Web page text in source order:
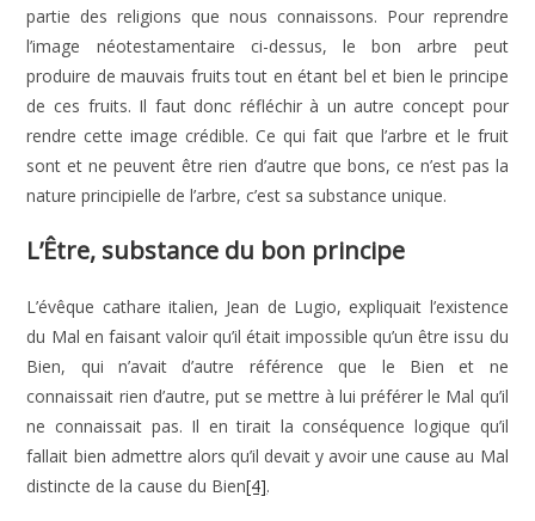
partie des religions que nous connaissons. Pour reprendre
l’image néotestamentaire ci-dessus, le bon arbre peut
produire de mauvais fruits tout en étant bel et bien le principe
de ces fruits. Il faut donc réfléchir à un autre concept pour
rendre cette image crédible. Ce qui fait que l’arbre et le fruit
sont et ne peuvent être rien d’autre que bons, ce n’est pas la
nature principielle de l’arbre, c’est sa substance unique.
L’Être, substance du bon principe
L’évêque cathare italien, Jean de Lugio, expliquait l’existence
du Mal en faisant valoir qu’il était impossible qu’un être issu du
Bien, qui n’avait d’autre référence que le Bien et ne
connaissait rien d’autre, put se mettre à lui préférer le Mal qu’il
ne connaissait pas. Il en tirait la conséquence logique qu’il
fallait bien admettre alors qu’il devait y avoir une cause au Mal
distincte de la cause du Bien[4].